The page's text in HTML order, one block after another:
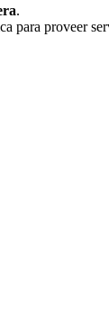
.
para proveer